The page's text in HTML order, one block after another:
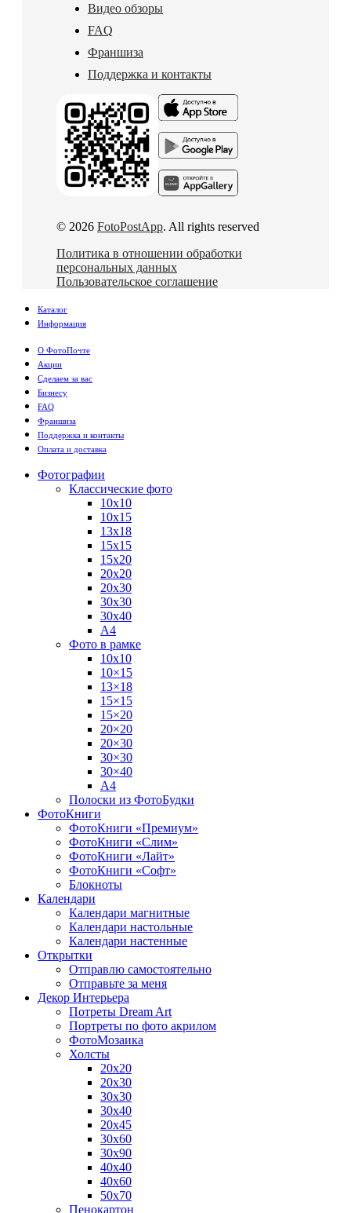
Видео обзоры
FAQ
Франшиза
Поддержка и контакты
© 2026 FotoPostApp. All rights reserved
Политика в отношении обработки
персональных данных
Пользовательское соглашение
Каталог
Информация
О ФотоПочте
Акции
Сделаем за вас
Бизнесу
FAQ
Франшиза
Поддержка и контакты
Оплата и доставка
Фотографии
Классические фото
10х10
10х15
13х18
15х15
15х20
20х20
20х30
30х30
30х40
А4
Фото в рамке
10х10
10×15
13×18
15×15
15×20
20×20
20×30
30×30
30×40
A4
Полоски из ФотоБудки
ФотоКниги
ФотоКниги «Премиум»
ФотоКниги «Слим»
ФотоКниги «Лайт»
ФотоКниги «Софт»
Блокноты
Календари
Календари магнитные
Календари настольные
Календари настенные
Открытки
Отправлю самостоятельно
Отправьте за меня
Декор Интерьера
Потреты Dream Art
Портреты по фото акрилом
ФотоМозаика
Холсты
20х20
20х30
30х30
30х40
20х45
30х60
30х90
40х40
40х60
50х70
Пенокартон